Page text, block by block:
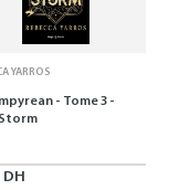
YARROS
- Tome 3 -
DH